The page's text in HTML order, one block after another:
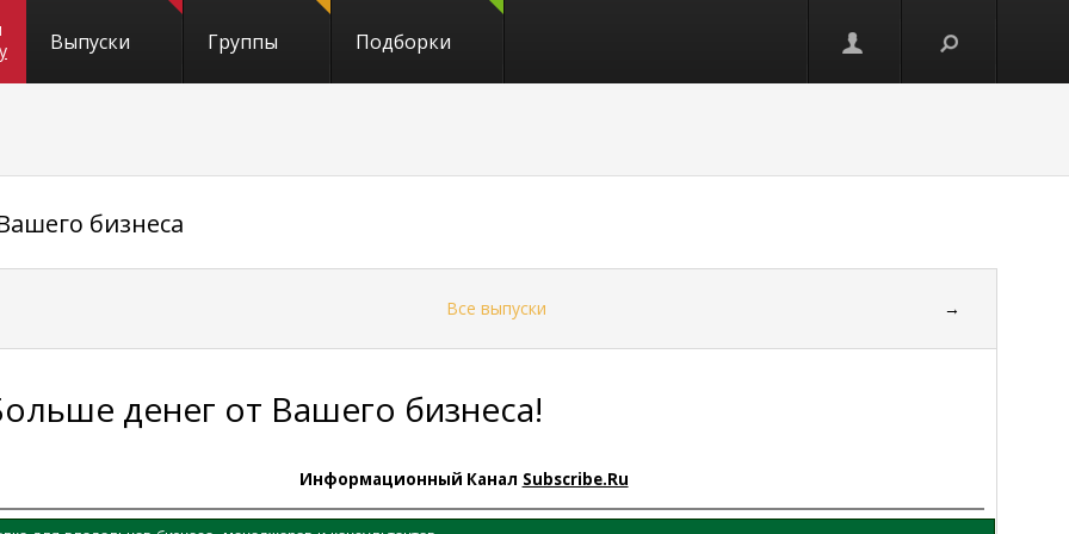
Выпуски Группы Подборки
бизнеса
Все выпуски →
денег от Вашего бизнеса!
Информационный Канал Subscribe.Ru